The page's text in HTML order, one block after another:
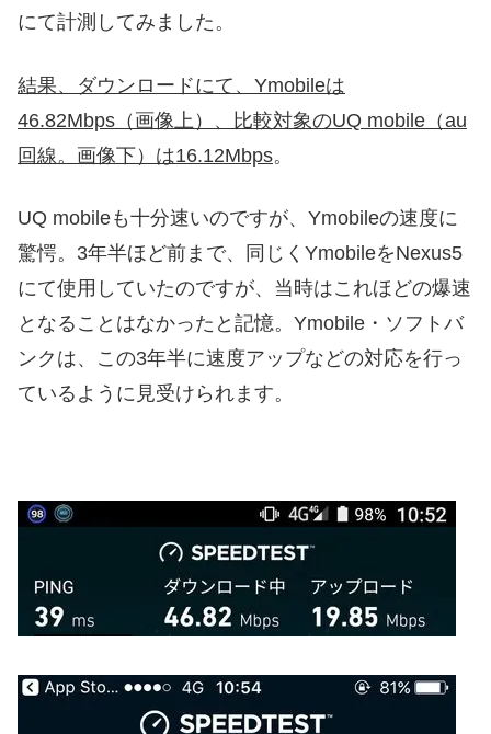
にて計測してみました。
結果、ダウンロードにて、Ymobileは
46.82Mbps（画像上）、比較対象のUQ mobile（au
回線。画像下）は16.12Mbps。
UQ mobileも十分速いのですが、Ymobileの速度に
驚愕。3年半ほど前まで、同じくYmobileをNexus5
にて使用していたのですが、当時はこれほどの爆速
となることはなかったと記憶。Ymobile・ソフトバ
ンクは、この3年半に速度アップなどの対応を行っ
ているように見受けられます。